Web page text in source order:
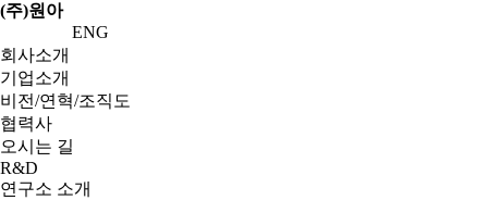
(주)원아
ENG
회사소개
기업소개
비전/연혁/조직도
협력사
오시는 길
R&D
연구소 소개